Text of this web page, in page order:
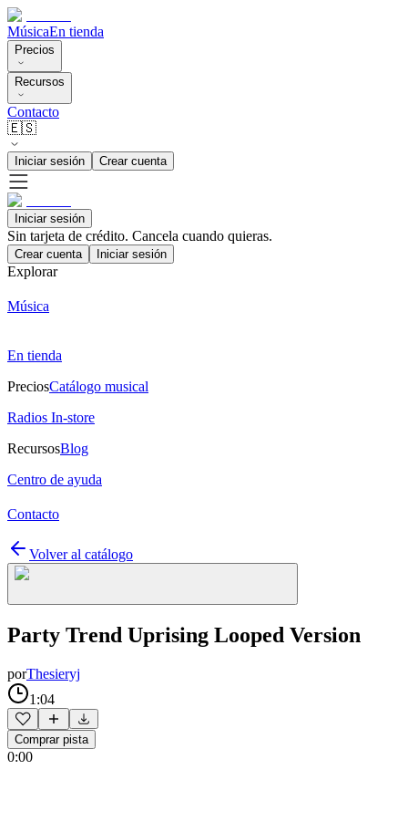
MúsicaEn tienda
Precios
Recursos
Contacto
🇪🇸
Iniciar sesión Crear cuenta
Iniciar sesión
Sin tarjeta de crédito. Cancela cuando quieras.
Crear cuenta Iniciar sesión
Explorar
Música
En tienda
PreciosCatálogo musical
Radios In-store
RecursosBlog
Centro de ayuda
Contacto
Volver al catálogo
Party Trend Uprising Looped Version
porThesieryj
1:04
Comprar pista
0:00